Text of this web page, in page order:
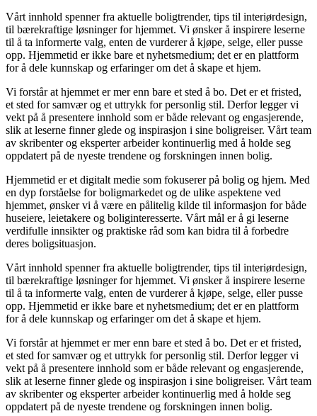
Vårt innhold spenner fra aktuelle boligtrender, tips til interiørdesign,
til bærekraftige løsninger for hjemmet. Vi ønsker å inspirere leserne
til å ta informerte valg, enten de vurderer å kjøpe, selge, eller pusse
opp. Hjemmetid er ikke bare et nyhetsmedium; det er en plattform
for å dele kunnskap og erfaringer om det å skape et hjem.
Vi forstår at hjemmet er mer enn bare et sted å bo. Det er et fristed,
et sted for samvær og et uttrykk for personlig stil. Derfor legger vi
vekt på å presentere innhold som er både relevant og engasjerende,
slik at leserne finner glede og inspirasjon i sine boligreiser. Vårt team
av skribenter og eksperter arbeider kontinuerlig med å holde seg
oppdatert på de nyeste trendene og forskningen innen bolig.
Hjemmetid er et digitalt medie som fokuserer på bolig og hjem. Med
en dyp forståelse for boligmarkedet og de ulike aspektene ved
hjemmet, ønsker vi å være en pålitelig kilde til informasjon for både
huseiere, leietakere og boliginteresserte. Vårt mål er å gi leserne
verdifulle innsikter og praktiske råd som kan bidra til å forbedre
deres boligsituasjon.
Vårt innhold spenner fra aktuelle boligtrender, tips til interiørdesign,
til bærekraftige løsninger for hjemmet. Vi ønsker å inspirere leserne
til å ta informerte valg, enten de vurderer å kjøpe, selge, eller pusse
opp. Hjemmetid er ikke bare et nyhetsmedium; det er en plattform
for å dele kunnskap og erfaringer om det å skape et hjem.
Vi forstår at hjemmet er mer enn bare et sted å bo. Det er et fristed,
et sted for samvær og et uttrykk for personlig stil. Derfor legger vi
vekt på å presentere innhold som er både relevant og engasjerende,
slik at leserne finner glede og inspirasjon i sine boligreiser. Vårt team
av skribenter og eksperter arbeider kontinuerlig med å holde seg
oppdatert på de nyeste trendene og forskningen innen bolig.